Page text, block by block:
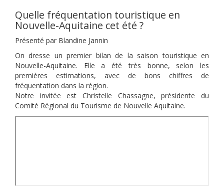
Quelle fréquentation touristique en
Nouvelle-Aquitaine cet été ?
Présenté par Blandine Jannin
On dresse un premier bilan de la saison touristique en
Nouvelle-Aquitaine. Elle a été très bonne, selon les
premières estimations, avec de bons chiffres de
fréquentation dans la région.
Notre invitée est Christelle Chassagne, présidente du
Comité Régional du Tourisme de Nouvelle Aquitaine.